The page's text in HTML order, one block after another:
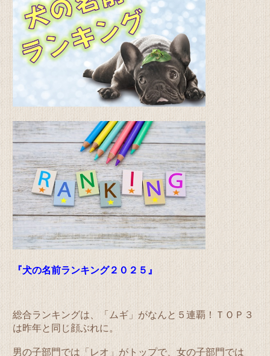
『犬の名前ランキング２０２５』
総合ランキングは、 「ムギ」がなんと５連覇！
ＴＯＰ３
は昨年と同じ顔ぶれに。
男の子部門では「レオ」がトップで、女の子部門では